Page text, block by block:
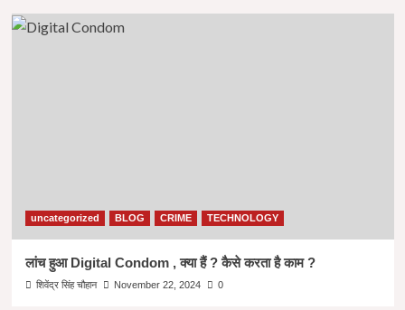
uncategorized BLOG CRIME TECHNOLOGY
लांच हुआ Digital Condom , क्या हैं ? कैसे करता है काम ?
शिवेंद्र सिंह चौहान November 22, 2024 0